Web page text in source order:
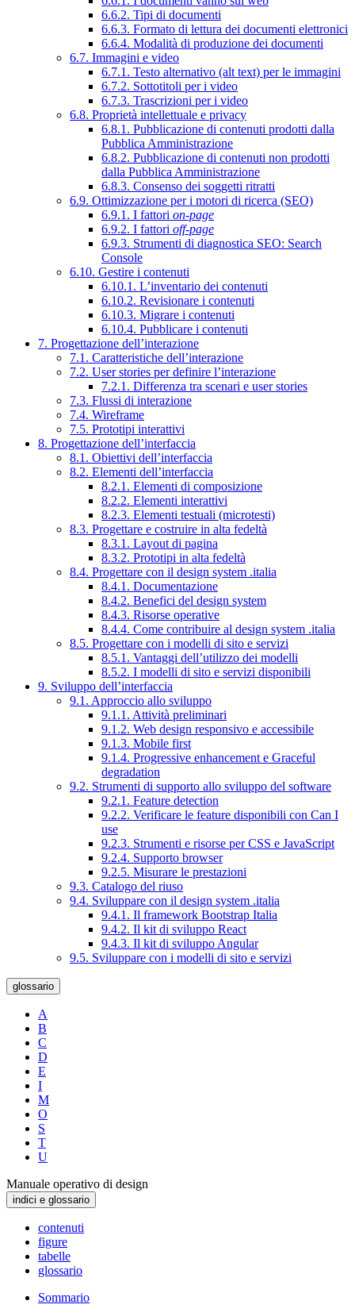
6.6.2. Tipi di documenti
6.6.3. Formato di lettura dei documenti elettronici
6.6.4. Modalità di produzione dei documenti
6.7. Immagini e video
6.7.1. Testo alternativo (alt text) per le immagini
6.7.2. Sottotitoli per i video
6.7.3. Trascrizioni per i video
6.8. Proprietà intellettuale e privacy
6.8.1. Pubblicazione di contenuti prodotti dalla
Pubblica Amministrazione
6.8.2. Pubblicazione di contenuti non prodotti
dalla Pubblica Amministrazione
6.8.3. Consenso dei soggetti ritratti
6.9. Ottimizzazione per i motori di ricerca (SEO)
6.9.1. I fattori on-page
6.9.2. I fattori off-page
6.9.3. Strumenti di diagnostica SEO: Search
Console
6.10. Gestire i contenuti
6.10.1. L’inventario dei contenuti
6.10.2. Revisionare i contenuti
6.10.3. Migrare i contenuti
6.10.4. Pubblicare i contenuti
7. Progettazione dell’interazione
7.1. Caratteristiche dell’interazione
7.2. User stories per definire l’interazione
7.2.1. Differenza tra scenari e user stories
7.3. Flussi di interazione
7.4. Wireframe
7.5. Prototipi interattivi
8. Progettazione dell’interfaccia
8.1. Obiettivi dell’interfaccia
8.2. Elementi dell’interfaccia
8.2.1. Elementi di composizione
8.2.2. Elementi interattivi
8.2.3. Elementi testuali (microtesti)
8.3. Progettare e costruire in alta fedeltà
8.3.1. Layout di pagina
8.3.2. Prototipi in alta fedeltà
8.4. Progettare con il design system .italia
8.4.1. Documentazione
8.4.2. Benefici del design system
8.4.3. Risorse operative
8.4.4. Come contribuire al design system .italia
8.5. Progettare con i modelli di sito e servizi
8.5.1. Vantaggi dell’utilizzo dei modelli
8.5.2. I modelli di sito e servizi disponibili
9. Sviluppo dell’interfaccia
9.1. Approccio allo sviluppo
9.1.1. Attività preliminari
9.1.2. Web design responsivo e accessibile
9.1.3. Mobile first
9.1.4. Progressive enhancement e Graceful
degradation
9.2. Strumenti di supporto allo sviluppo del software
9.2.1. Feature detection
9.2.2. Verificare le feature disponibili con Can I
use
9.2.3. Strumenti e risorse per CSS e JavaScript
9.2.4. Supporto browser
9.2.5. Misurare le prestazioni
9.3. Catalogo del riuso
9.4. Sviluppare con il design system .italia
9.4.1. Il framework Bootstrap Italia
9.4.2. Il kit di sviluppo React
9.4.3. Il kit di sviluppo Angular
9.5. Sviluppare con i modelli di sito e servizi
glossario
A
B
C
D
E
I
M
O
S
T
U
Manuale operativo di design
indici e glossario
contenuti
figure
tabelle
glossario
Sommario